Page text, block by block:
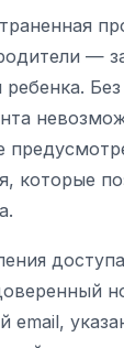
—
ребенка.
которые
email,